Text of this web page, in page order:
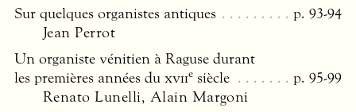
Sur quelques organistes antiques
p. 93-94
Jean Perrot
Un organiste vénitien à Raguse durant
les premières années du xviie siècle
p. 95-99
Renato Lunelli, Alain Margoni